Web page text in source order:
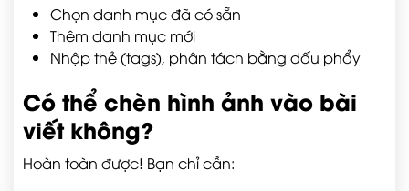
Chọn danh mục đã có sẵn
Thêm danh mục mới
Nhập thẻ (tags), phân tách bằng dấu phẩy
Có thể chèn hình ảnh vào bài
viết không?
Hoàn toàn được! Bạn chỉ cần: